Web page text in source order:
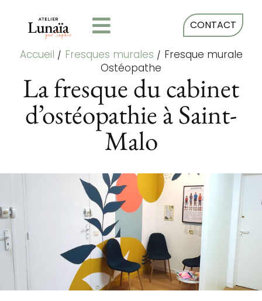
CONTACT
Accueil / Fresques murales / Fresque murale
Ostéopathe
La fresque du cabinet
d’ostéopathie à Saint-
Malo